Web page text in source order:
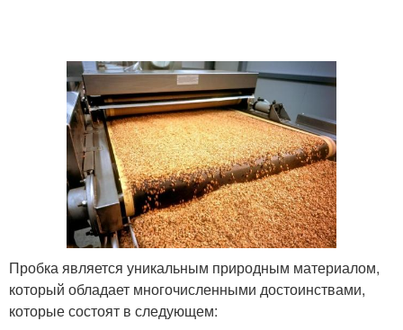
Пробка является уникальным природным материалом,
который обладает многочисленными достоинствами,
которые состоят в следующем: